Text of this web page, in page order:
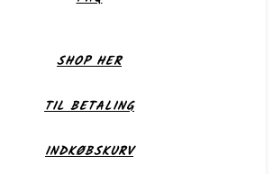
SHOP HER
TIL BETALING
INDKØBSKURV